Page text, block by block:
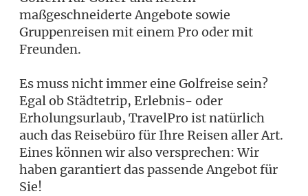
maßgeschneiderte Angebote sowie
Gruppenreisen mit einem Pro oder mit
Freunden.
Es muss nicht immer eine Golfreise sein?
Egal ob Städtetrip, Erlebnis- oder
Erholungsurlaub, TravelPro ist natürlich
auch das Reisebüro für Ihre Reisen aller Art.
Eines können wir also versprechen: Wir
haben garantiert das passende Angebot für
Sie!